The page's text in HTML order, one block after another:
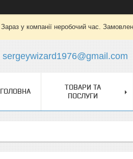
Зараз у компанії неробочий час.
sergeywizard1976@gmail.com
ГОЛОВНА
ТОВАРИ ТА
ПОСЛУГИ